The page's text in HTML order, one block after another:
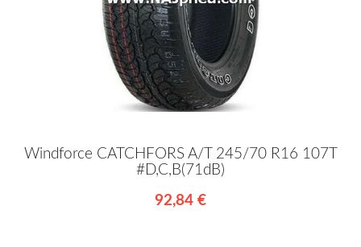
Windforce CATCHFORS A/T 245/70 R16 107T
#D,C,B(71dB)
92,84 €